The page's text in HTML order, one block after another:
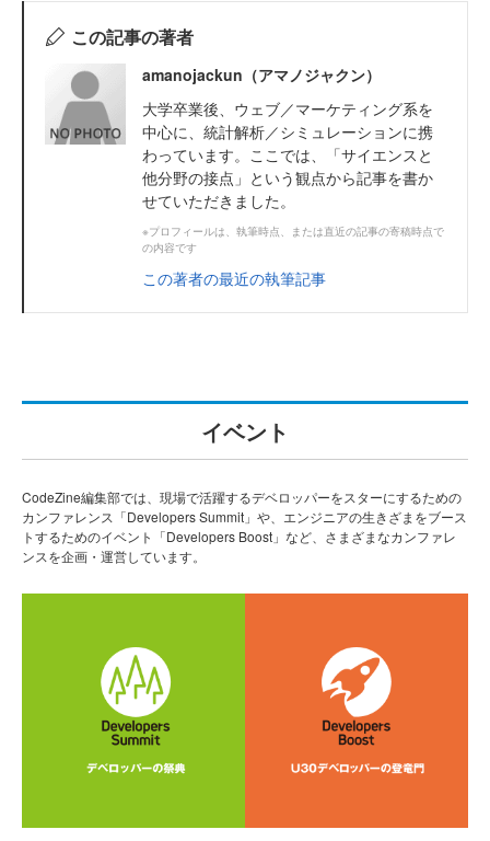
この記事の著者
amanojackun（アマノジャクン）
大学卒業後、ウェブ／マーケティング系を
中心に、統計解析／シミュレーションに携
わっています。ここでは、「サイエンスと
他分野の接点」という観点から記事を書か
せていただきました。
※プロフィールは、執筆時点、または直近の記事の寄稿時点で
の内容です
この著者の最近の執筆記事
イベント
CodeZine編集部では、現場で活躍するデベロッパーをスターにするための
カンファレンス「Developers Summit」や、エンジニアの生きざまをブース
トするためのイベント「Developers Boost」など、さまざまなカンファレ
ンスを企画・運営しています。